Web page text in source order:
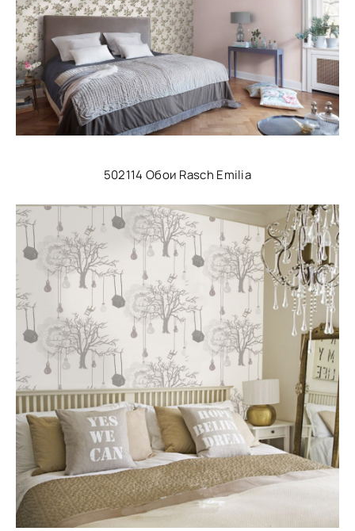
502114 Обои Rasch Emilia